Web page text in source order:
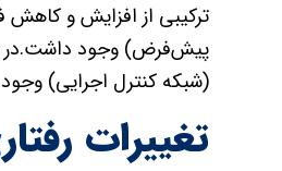
ترکیبی از افزایش و
پیش‌فرض) وجود داشت.در
(شبکه کنترل اجرایی)
تغییرات